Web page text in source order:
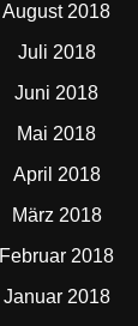
August 2018
Juli 2018
Juni 2018
Mai 2018
April 2018
März 2018
Februar 2018
Januar 2018